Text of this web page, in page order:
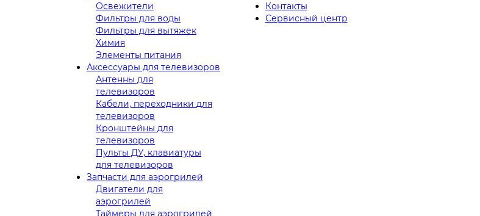
Освежители
Фильтры для воды
Фильтры для вытяжек
Химия
Элементы питания
Аксессуары для телевизоров
Антенны для
телевизоров
Кабели, переходники для
телевизоров
Кронштейны для
телевизоров
Пульты ДУ, клавиатуры
для телевизоров
Запчасти для аэрогрилей
Двигатели для
аэрогрилей
Таймеры для аэрогрилей
Контакты
Сервисный центр